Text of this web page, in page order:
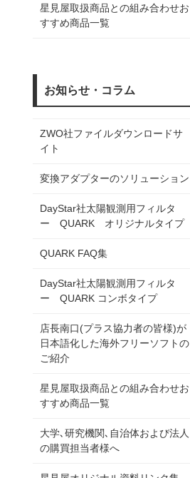
星見屋取扱商品との組み合わせお
すすめ商品一覧
お知らせ・コラム
ZWO社ファイルダウンロードサ
イト
変換アダプターのソリューション
DayStar社太陽観測用フィルタ
ー QUARK オリジナルタイプ
QUARK FAQ集
DayStar社太陽観測用フィルタ
ー QUARK コンボタイプ
店長南口(プラス協力者の皆様)が
日本語化した海外フリーソフトの
ご紹介
星見屋取扱商品との組み合わせお
すすめ商品一覧
大学､研究機関､自治体および法人
の購買担当者様へ